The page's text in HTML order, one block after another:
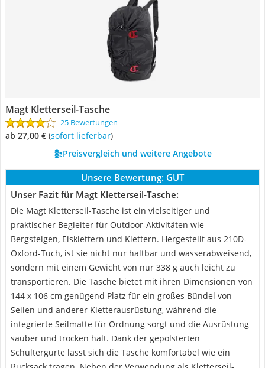
Magt Kletterseil-Tasche
25 Bewertungen
ab 27,00 € ( Sofort lieferbar)
Preisvergleich und weitere Angebote
Unsere Bewertung: GUT
Unser Fazit für Magt Kletterseil-Tasche:
Die Magt Kletterseil-Tasche ist ein vielseitiger und
praktischer Begleiter für Outdoor-Aktivitäten wie
Bergsteigen, Eisklettern und Klettern. Hergestellt aus 210D-
Oxford-Tuch, ist sie nicht nur haltbar und wasserabweisend,
sondern mit einem Gewicht von nur 338 g auch leicht zu
transportieren. Die Tasche bietet mit ihren Dimensionen von
144 x 106 cm genügend Platz für ein großes Bündel von
Seilen und anderer Kletterausrüstung, während die
integrierte Seilmatte für Ordnung sorgt und die Ausrüstung
sauber und trocken hält. Dank der gepolsterten
Schultergurte lässt sich die Tasche komfortabel wie ein